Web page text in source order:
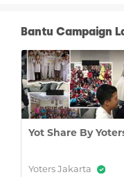
Komunitas yang
yang sama karya
dan
pendidikan,
Bantu Campaign
Yot Share By
Yoters Jakarta